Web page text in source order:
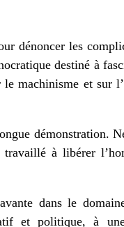
dénoncer les
destiné à
le machinisme et sur
démonstration.
à libérer
dans le
et politique, à